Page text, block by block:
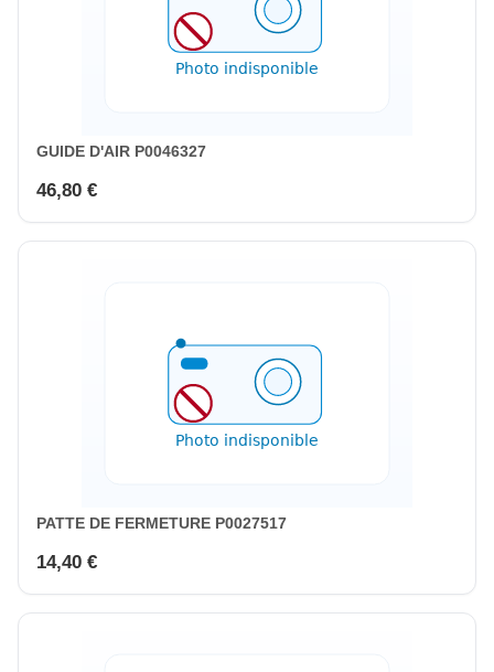
GUIDE D'AIR P0046327
46,80 €
PATTE DE FERMETURE P0027517
14,40 €